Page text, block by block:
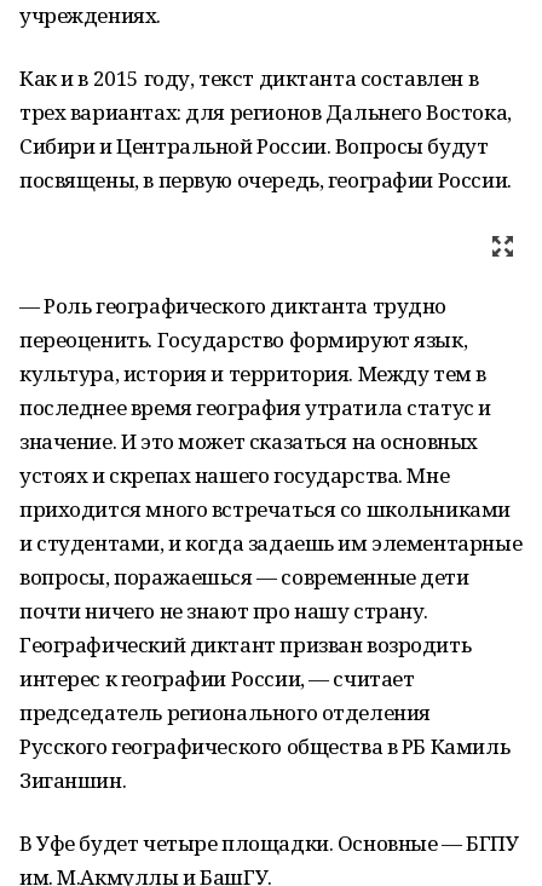
учреждениях.
Как и в 2015 году, текст диктанта составлен в
трех вариантах: для регионов Дальнего Востока,
Сибири и Центральной России. Вопросы будут
посвящены, в первую очередь, географии России.
— Роль географического диктанта трудно
переоценить. Государство формируют язык,
культура, история и территория. Между тем в
последнее время география утратила статус и
значение. И это может сказаться на основных
устоях и скрепах нашего государства. Мне
приходится много встречаться со школьниками
и студентами, и когда задаешь им элементарные
вопросы, поражаешься — современные дети
почти ничего не знают про нашу страну.
Географический диктант призван возродить
интерес к географии России, — считает
председатель регионального отделения
Русского географического общества в РБ Камиль
Зиганшин.
В Уфе будет четыре площадки. Основные — БГПУ
им. М.Акмуллы и БашГУ.